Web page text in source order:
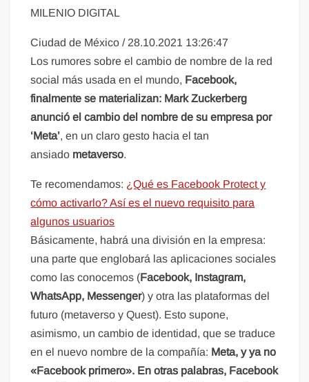
MILENIO DIGITAL
Ciudad de México / 28.10.2021 13:26:47
Los rumores sobre el cambio de nombre de la red
social más usada en el mundo, Facebook,
finalmente se materializan: Mark Zuckerberg
anunció el cambio del nombre de su empresa por
‘Meta’, en un claro gesto hacia el tan
ansiado metaverso.
Te recomendamos: ¿Qué es Facebook Protect y
cómo activarlo? Así es el nuevo requisito para
algunos usuarios
Básicamente, habrá una división en la empresa:
una parte que englobará las aplicaciones sociales
como las conocemos (Facebook, Instagram,
WhatsApp, Messenger) y otra las plataformas del
futuro (metaverso y Quest). Esto supone,
asimismo, un cambio de identidad, que se traduce
en el nuevo nombre de la compañía: Meta, y ya no
«Facebook primero». En otras palabras, Facebook